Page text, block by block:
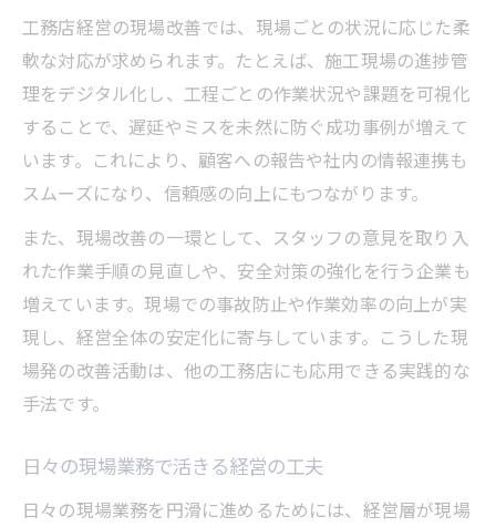
工務店経営の現場改善では、現場ごとの状況に応じた柔
軟な対応が求められます。たとえば、施工現場の進捗管
理をデジタル化し、工程ごとの作業状況や課題を可視化
することで、遅延やミスを未然に防ぐ成功事例が増えて
います。これにより、顧客への報告や社内の情報連携も
スムーズになり、信頼感の向上にもつながります。
また、現場改善の一環として、スタッフの意見を取り入
れた作業手順の見直しや、安全対策の強化を行う企業も
増えています。現場での事故防止や作業効率の向上が実
現し、経営全体の安定化に寄与しています。こうした現
場発の改善活動は、他の工務店にも応用できる実践的な
手法です。
日々の現場業務で活きる経営の工夫
日々の現場業務を円滑に進めるためには、経営層が現場